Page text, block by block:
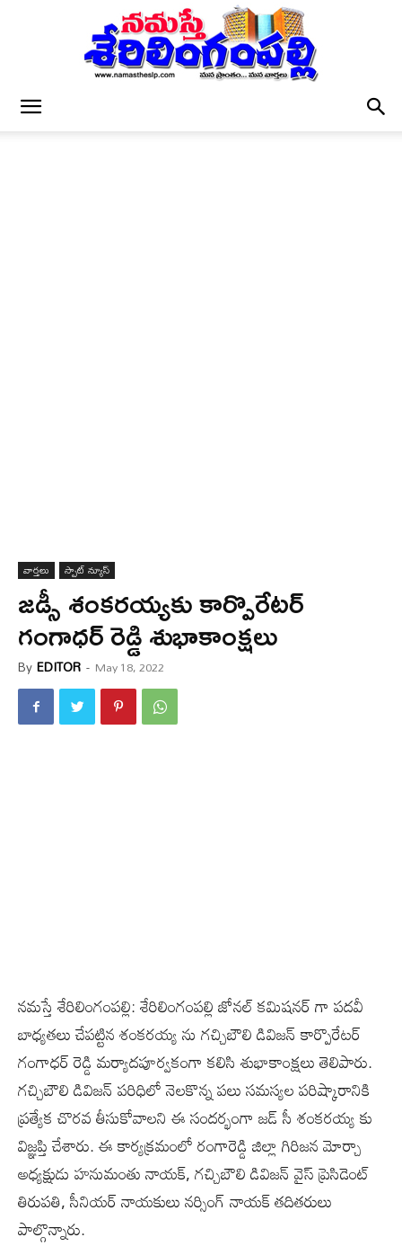
వార్త‌లు స్పాట్ న్యూస్
జడ్సీ శంకరయ్యకు కార్పొరేటర్
గంగాధర్ రెడ్డి శుభాకాంక్షలు
ByEDITOR - May 18, 2022
నమస్తే శేరిలింగంపల్లి: శేరిలింగంపల్లి జోనల్ కమిషనర్ గా పదవీ
బాధ్యతలు చేపట్టిన శంకరయ్య ను గచ్చిబౌలి డివిజన్ కార్పొరేటర్
గంగాధర్ రెడ్డి మర్యాదపూర్వకంగా కలిసి శుభాకాంక్షలు తెలిపారు.
గచ్చిబౌలి డివిజన్ పరిధిలో నెలకొన్న పలు సమస్యల పరిష్కారానికి
ప్రత్యేక చొరవ తీసుకోవాలని ఈ సందర్భంగా జడ్ సీ శంకరయ్య కు
విజ్ఞప్తి చేశారు. ఈ కార్యక్రమంలో రంగారెడ్డి జిల్లా గిరిజన మోర్చా
అధ్యక్షుడు హనుమంతు నాయక్, గచ్చిబౌలి డివిజన్ వైస్ ప్రెసిడెంట్
తిరుపతి, సీనియర్ నాయకులు నర్సింగ్ నాయక్ తదితరులు
పాల్గొన్నారు.